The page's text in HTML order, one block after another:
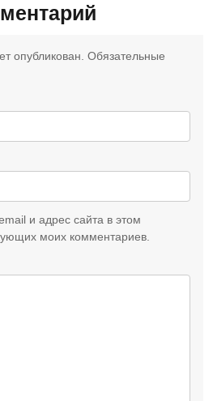
опубликован. Обязательные
и адрес сайта в этом
моих комментариев.